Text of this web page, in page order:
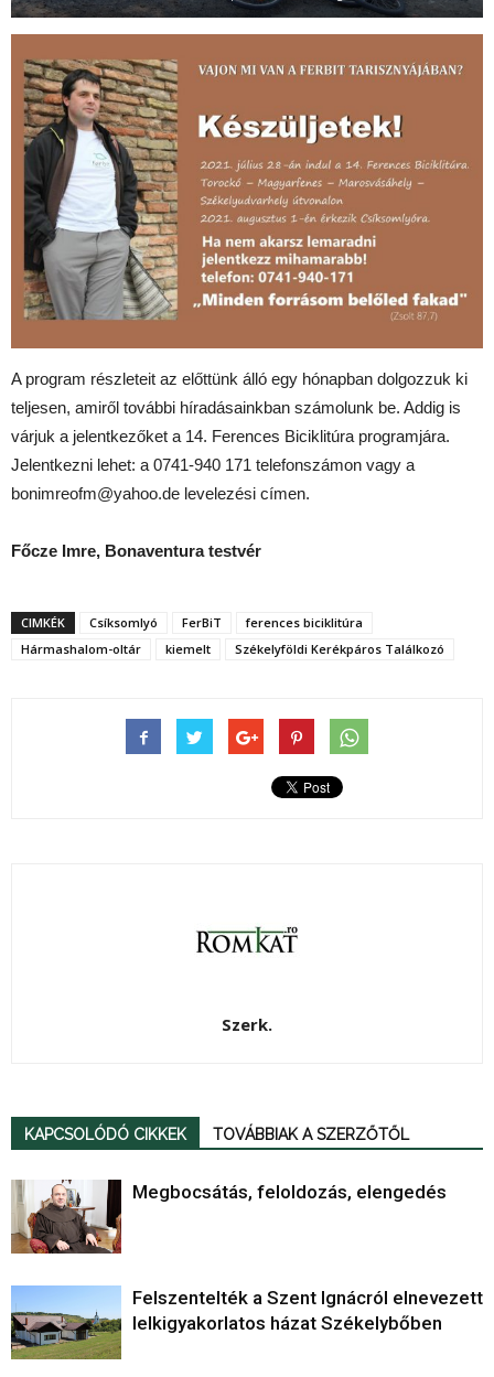
A program részleteit az előttünk álló egy hónapban dolgozzuk ki
teljesen, amiről további híradásainkban számolunk be. Addig is
várjuk a jelentkezőket a 14. Ferences Biciklitúra programjára.
Jelentkezni lehet: a 0741-940 171 telefonszámon vagy a
bonimreofm@yahoo.de levelezési címen.
Főcze Imre, Bonaventura testvér
CIMKÉK Csíksomlyó FerBiT
ferences biciklitúra
Hármashalom-oltár
kiemelt Székelyföldi Kerékpáros Találkozó
Szerk.
KAPCSOLÓDÓ CIKKEK TOVÁBBIAK A SZERZŐTŐL
Megbocsátás, feloldozás, elengedés
Felszentelték a Szent Ignácról elnevezett
lelkigyakorlatos házat Székelybőben